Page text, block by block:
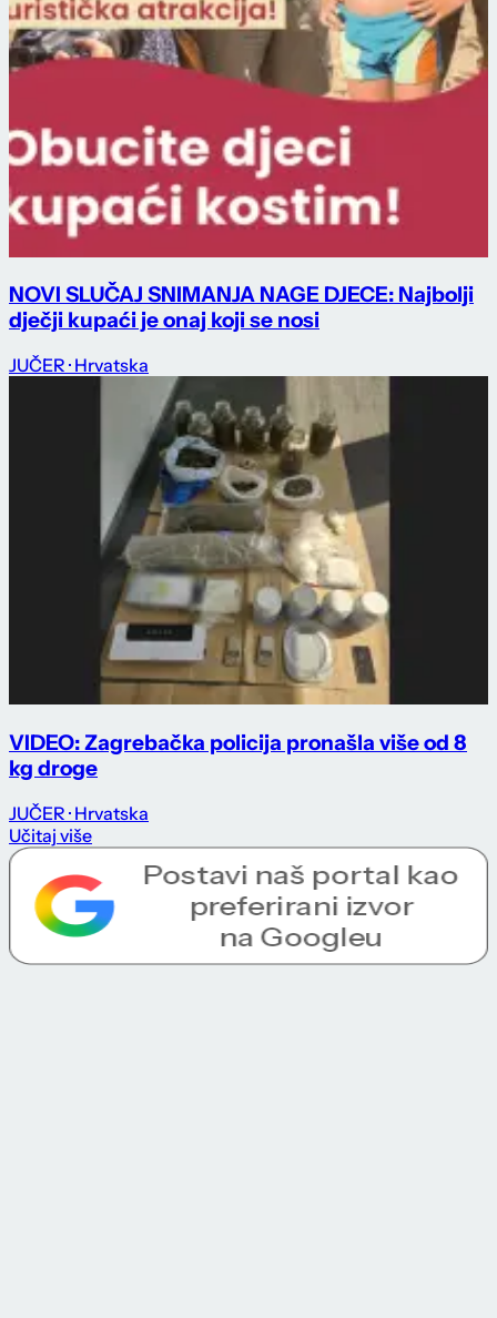
NOVI SLUČAJ SNIMANJA NAGE DJECE: Najbolji
dječji kupaći je onaj koji se nosi
JUČER · Hrvatska
VIDEO: Zagrebačka policija pronašla više od 8
kg droge
JUČER · Hrvatska
Učitaj više